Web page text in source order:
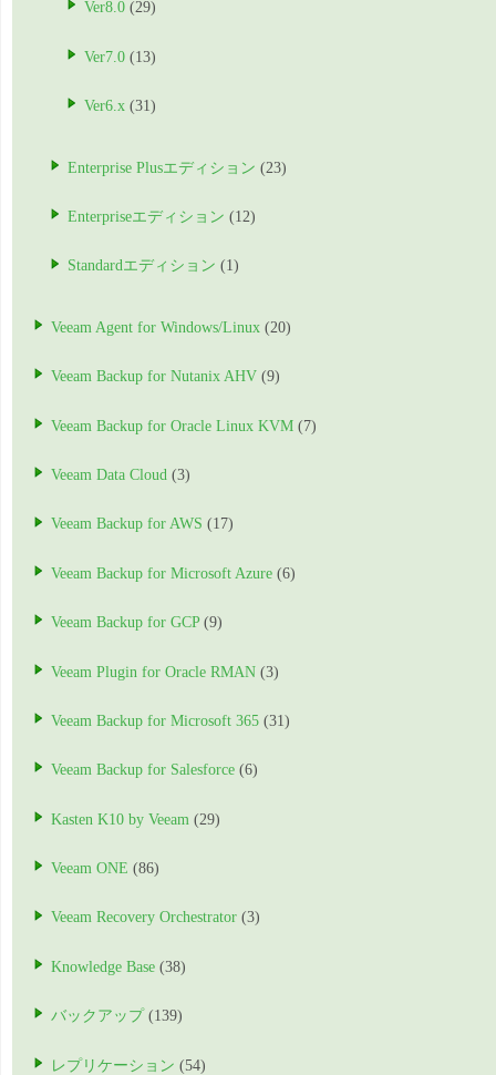
Ver8.0 (29)
Ver7.0 (13)
Ver6.x (31)
Enterprise Plusエディション (23)
Enterpriseエディション (12)
Standardエディション (1)
Veeam Agent for Windows/Linux (20)
Veeam Backup for Nutanix AHV (9)
Veeam Backup for Oracle Linux KVM (7)
Veeam Data Cloud (3)
Veeam Backup for AWS (17)
Veeam Backup for Microsoft Azure (6)
Veeam Backup for GCP(9)
Veeam Plugin for Oracle RMAN (3)
Veeam Backup for Microsoft 365 (31)
Veeam Backup for Salesforce (6)
Kasten K10 by Veeam (29)
Veeam ONE (86)
Veeam Recovery Orchestrator (3)
Knowledge Base (38)
バックアップ (139)
レプリケーション (54)